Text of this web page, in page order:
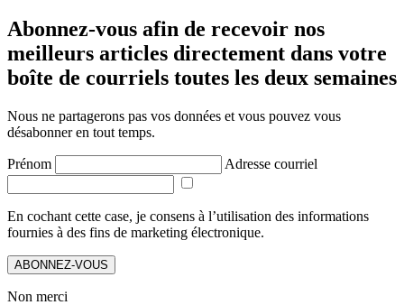
Abonnez-vous afin de recevoir nos
meilleurs articles directement dans votre
boîte de courriels toutes les deux semaines
Nous ne partagerons pas vos données et vous pouvez vous
désabonner en tout temps.
Prénom Adresse courriel
En cochant cette case, je consens à l’utilisation des informations
fournies à des fins de marketing électronique.
ABONNEZ-VOUS
Non merci